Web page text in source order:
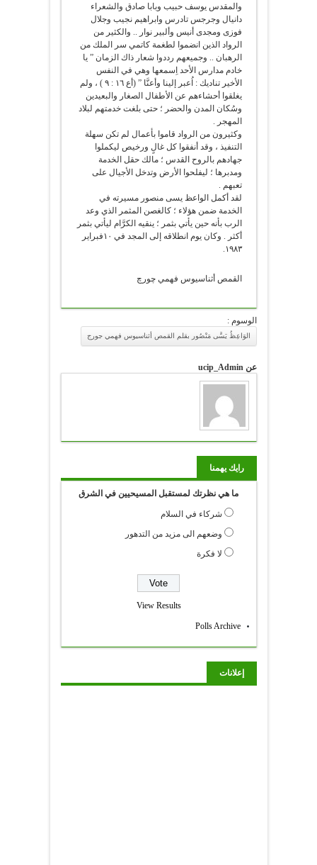
والمقدس يوسف حبيب وبابا صادق والشعراء
دانيال وجرجس تادرس وابراهيم نجيب وجلال
فوزى ومجدى أنيس وألبير نوار .. والكثير من
الرواد الذين انضموا لطغمة كاتمي سر الملك من
الرهبان .. وجميعهم رددوا شعار ذاك الزمان ” يا
خادم مدارس الأحد اِسمعها وهي في النفس
الأخير تناديك : اُعبر إلينا وأعنَّا ” (أع ١٦ : ٩ ) ، ولم
يغلقوا أحشاءهم عن الأطفال الصغار والبعيدين
وسُكان المدن والحضر ؛ حتى بلغت خدمتهم لبلاد
المهجر .
وكثيرون من الرواد قاموا بأعمال لم تكن سهلة
التنفيذ ، وقد أنفقوا كل غالٍ ورخيص ليكملوا
جهادهم بالروح القدس ؛ مالك حقل الخدمة
ومدبرها ؛ ليفلحوا الأرض وتدخل الأجيال على
تعبهم .
لقد أكمل الواعظ يسى منصور مسيرته في
الخدمة ضمن هؤلاء ؛ كالغصن المثمر الذي وعد
الرب بأنه حين يأتي بثمر ؛ ينقيه الكرَّام ليأتي بثمر
أكثر . وكان يوم انطلاقه إلى المجد في ١٠فبراير
١٩٨٣.
القمص أثناسيوس فهمي چورچ
الوسوم :
الوَاعِظُ يَسَّى مَنْصُور بقلم القمص أثناسيوس فهمي جورج
عن ucip_Admin
رايك يهمنا
ما هي نظرتك لمستقبل المسيحيين في الشرق
شركاء في السلام
وضعهم الى مزيد من التدهور
لا فكرة
View Results
Polls Archive
إعلانات